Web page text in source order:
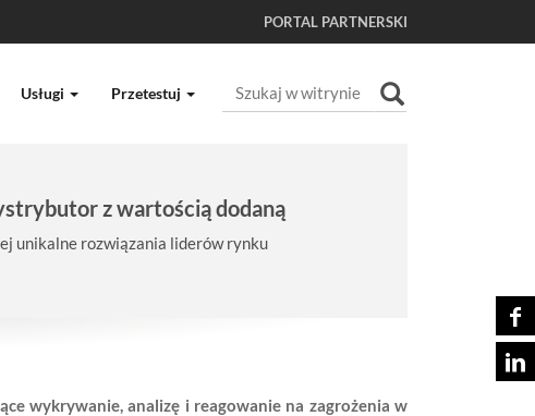
PORTAL PARTNERSKI
Usługi Przetestuj
Szukaj
z wartością dodaną
unikalne rozwiązania liderów rynku
wykrywanie, analizę i reagowanie na zagrożenia w